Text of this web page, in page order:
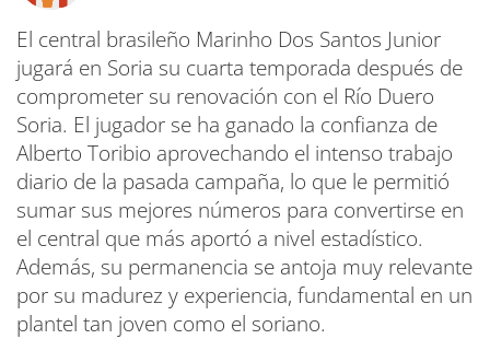
El central brasileño Marinho Dos Santos Junior
jugará en Soria su cuarta temporada después de
comprometer su renovación con el Río Duero
Soria. El jugador se ha ganado la confianza de
Alberto Toribio aprovechando el intenso trabajo
diario de la pasada campaña, lo que le permitió
sumar sus mejores números para convertirse en
el central que más aportó a nivel estadístico.
Además, su permanencia se antoja muy relevante
por su madurez y experiencia, fundamental en un
plantel tan joven como el soriano.